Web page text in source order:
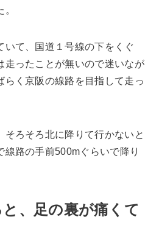
いて、国道１号線の下をくぐ
走ったことが無いので迷いなが
らく京阪の線路を目指して走っ
そろそろ北に降りて行かないと
路の手前500mぐらいで降り
、足の裏が痛くて